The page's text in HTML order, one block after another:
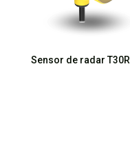
Sensor de radar T30R